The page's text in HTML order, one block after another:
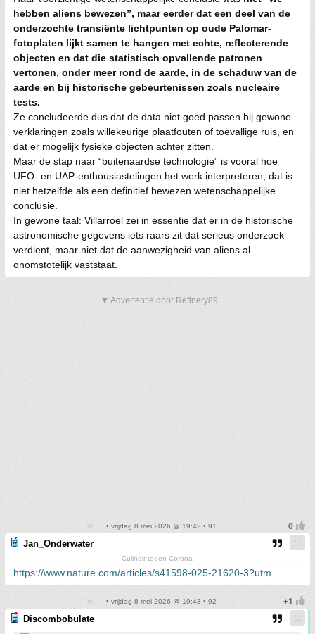
hebben aliens bewezen”, maar eerder dat een deel van de
onderzochte transiënte lichtpunten op oude Palomar-
fotoplaten lijkt samen te hangen met echte, reflecterende
objecten en dat die statistisch opvallende patronen
vertonen, onder meer rond de aarde, in de schaduw van de
aarde en bij historische gebeurtenissen zoals nucleaire
tests.
Ze concludeerde dus dat de data niet goed passen bij gewone
verklaringen zoals willekeurige plaatfouten of toevallige ruis, en
dat er mogelijk fysieke objecten achter zitten.
Maar de stap naar “buitenaardse technologie” is vooral hoe
UFO- en UAP-enthousiastelingen het werk interpreteren; dat is
niet hetzelfde als een definitief bewezen wetenschappelijke
conclusie.
In gewone taal: Villarroel zei in essentie dat er in de historische
astronomische gegevens iets raars zit dat serieus onderzoek
verdient, maar niet dat de aanwezigheid van aliens al
onomstotelijk vaststaat.
▼ Advertentie door Refinery89
• vrijdag 8 mei 2026 @ 19:42 • 91
Jan_Onderwater
Culinair tegen Corona
https://www.nature.com/articles/s41598-025-21620-3?utm
• vrijdag 8 mei 2026 @ 19:43 • 92
Discombobulate